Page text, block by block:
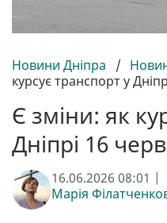
Новини Дніпра /
курсує транспорт у
Є зміни: як
Дніпрі 16
16.06.2026 08:01 |
Марія